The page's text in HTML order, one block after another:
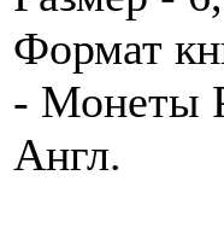
Формат
- Монеты
Англ.